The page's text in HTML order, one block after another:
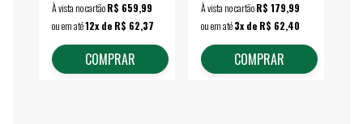
À vista no cartãoR$ 659,99
ou em até12x de R$ 62,37
COMPRAR
À vista no cartãoR$ 179,99
ou em até3x de R$ 62,40
COMPRAR